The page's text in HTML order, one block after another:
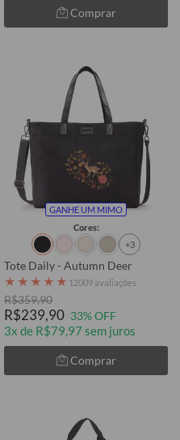
Comprar
GANHE UM MIMO
Cores:
+3
Tote Daily - Autumn Deer
★ ★ ★ ★ ★ 12009 avaliações
R$359,90
R$239,90 33% OFF
3x de R$79,97 sem juros
Comprar